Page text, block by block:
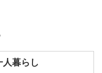
暮らし